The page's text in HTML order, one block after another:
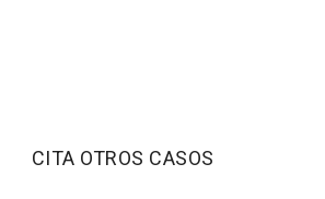
CITA OTROS CASOS